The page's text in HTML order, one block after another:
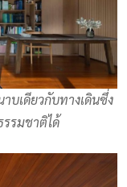
บเดียวกับทางเดินซึ่ง
รมชาติได้